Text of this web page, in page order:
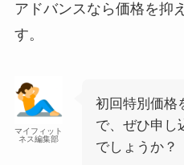
アドバンスなら価格を抑
す。
マイフィット
ネス編集部
初回特別価格
で、ぜひ申し
でしょうか？